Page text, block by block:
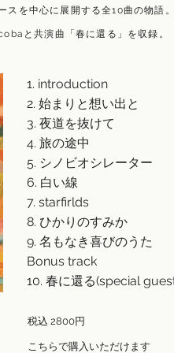
スを中心に展開する全10曲の物語。
と共演曲「春に還る」を収録。
1. introduction
2. 始まりと想い出と
3. 夜道を抜けて
4. 旅の途中
5. シノビオシレーター
6. 白い線
7. starfirlds
8. ひかりのすみか
9. 名もなき喜びのうた
Bonus track
10. 春に還る(special
税込 2800円
こちらで購入いただけます